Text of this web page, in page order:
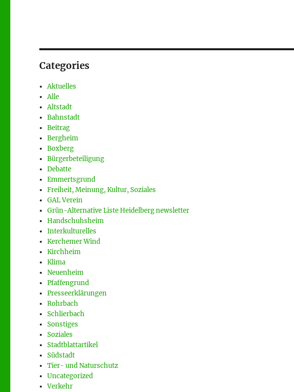
Categories
Aktuelles
Alle
Altstadt
Bahnstadt
Beitrag
Bergheim
Boxberg
Bürgerbeteiligung
Debatte
Emmertsgrund
Freiheit, Meinung, Kultur, Soziales
GAL Verein
Grün-Alternative Liste Heidelberg newsletter
Handschuhsheim
Interkulturelles
Kerchemer Wind
Kirchheim
Klima
Neuenheim
Pfaffengrund
Presseerklärungen
Rohrbach
Schlierbach
Sonstiges
Soziales
Stadtblattartikel
Südstadt
Tier- und Naturschutz
Uncategorized
Verkehr